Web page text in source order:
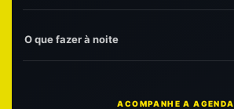
O que fazer à noite
ACOMPANHE A AGENDA